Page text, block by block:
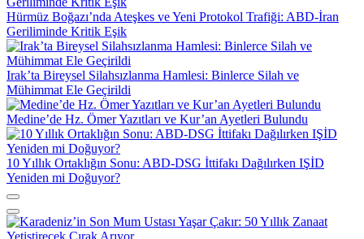
Hürmüz Boğazı’nda Ateşkes ve Yeni Protokol Trafiği: ABD-İran
Geriliminde Kritik Eşik
Irak’ta Bireysel Silahsızlanma Hamlesi: Binlerce Silah ve
Mühimmat Ele Geçirildi
Medine’de Hz. Ömer Yazıtları ve Kur’an Ayetleri Bulundu
10 Yıllık Ortaklığın Sonu: ABD-DSG İttifakı Dağılırken IŞİD
Yeniden mi Doğuyor?